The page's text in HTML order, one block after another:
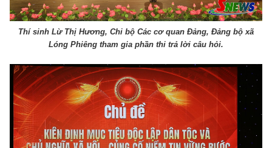
Thí sinh Lừ Thị Hương, Chi bộ Các cơ quan Đảng, Đảng bộ xã
Lóng Phiêng tham gia phần thi trả lời câu hỏi.